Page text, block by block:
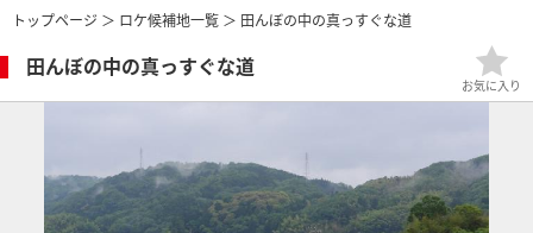
トップページ ＞ ロケ候補地一覧 ＞ 田んぼの中の真っすぐな道
田んぼの中の真っすぐな道
お気に入り